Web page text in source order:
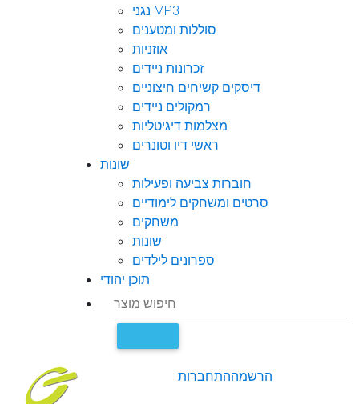
נגני MP3
סוללות ומטענים
אוזניות
זכרונות ניידים
דיסקים קשיחים חיצוניים
רמקולים ניידים
מצלמות דיגיטליות
ראשי דיו וטונרים
שונות
חוברות צביעה ופעילות
סרטים ומשחקים לימודיים
משחקים
שונות
ספרונים לילדים
תוכן יהודי
התחברותהרשמה